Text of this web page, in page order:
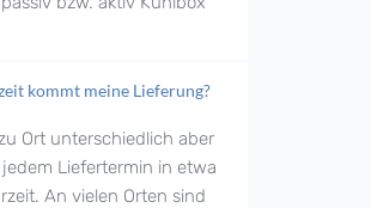
kommt meine Lieferung?
Ort unterschiedlich aber
Liefertermin in etwa
An vielen Orten sind